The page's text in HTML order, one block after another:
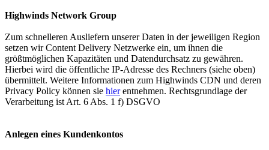
Highwinds Network Group
Zum schnelleren Ausliefern unserer Daten in der jeweiligen Region
setzen wir Content Delivery Netzwerke ein, um ihnen die
größtmöglichen Kapazitäten und Datendurchsatz zu gewähren.
Hierbei wird die öffentliche IP-Adresse des Rechners (siehe oben)
übermittelt. Weitere Informationen zum Highwinds CDN und deren
Privacy Policy können sie hierentnehmen. Rechtsgrundlage der
Verarbeitung ist Art. 6 Abs. 1 f) DSGVO
Anlegen eines Kundenkontos